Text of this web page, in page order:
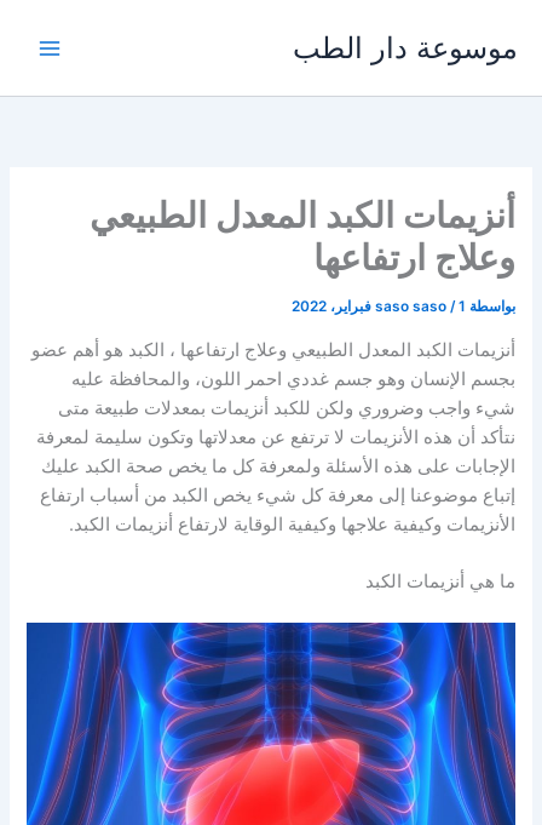
المحتوى
موسوعة دار الطب
أنزيمات الكبد المعدل الطبيعي
وعلاج ارتفاعها
بواسطة saso saso /1 فبراير، 2022
أنزيمات الكبد المعدل الطبيعي وعلاج ارتفاعها ، الكبد هو أهم عضو
بجسم الإنسان وهو جسم غددي احمر اللون، والمحافظة عليه
شيء واجب وضروري ولكن للكبد أنزيمات بمعدلات طبيعة متى
نتأكد أن هذه الأنزيمات لا ترتفع عن معدلاتها وتكون سليمة لمعرفة
الإجابات على هذه الأسئلة ولمعرفة كل ما يخص صحة الكبد عليك
إتباع موضوعنا إلى معرفة كل شيء يخص الكبد من أسباب ارتفاع
الأنزيمات وكيفية علاجها وكيفية الوقاية لارتفاع أنزيمات الكبد.
ما هي أنزيمات الكبد